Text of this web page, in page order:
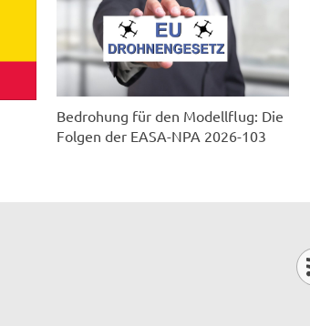
Bedrohung für den Modellflug: Die
Folgen der EASA-NPA 2026-103